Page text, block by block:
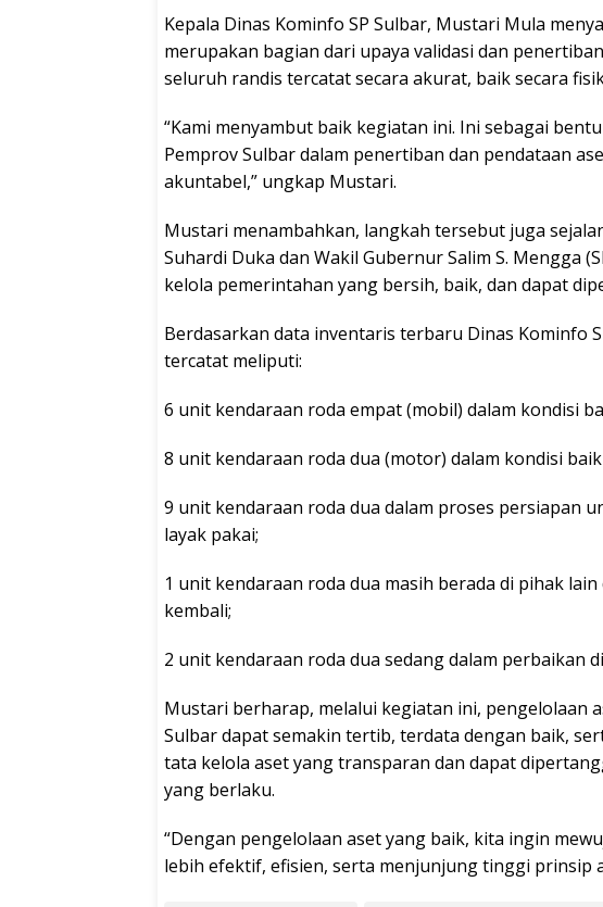
Kepala Dinas Kominfo SP Sulbar, Mustari Mula
merupakan bagian dari upaya validasi dan
seluruh randis tercatat secara akurat, baik secara
“Kami menyambut baik kegiatan ini. Ini sebagai
Pemprov Sulbar dalam penertiban dan pendataan
akuntabel,” ungkap Mustari.
Mustari menambahkan, langkah tersebut juga
Suhardi Duka dan Wakil Gubernur Salim S. Mengga
kelola pemerintahan yang bersih, baik, dan dapat
Berdasarkan data inventaris terbaru Dinas Kominfo
tercatat meliputi:
6 unit kendaraan roda empat (mobil) dalam kondisi
8 unit kendaraan roda dua (motor) dalam kondisi
9 unit kendaraan roda dua dalam proses persiapan
layak pakai;
1 unit kendaraan roda dua masih berada di pihak
kembali;
2 unit kendaraan roda dua sedang dalam perbaikan
Mustari berharap, melalui kegiatan ini, pengelolaan
Sulbar dapat semakin tertib, terdata dengan baik,
tata kelola aset yang transparan dan dapat
yang berlaku.
“Dengan pengelolaan aset yang baik, kita ingin
lebih efektif, efisien, serta menjunjung tinggi prinsip